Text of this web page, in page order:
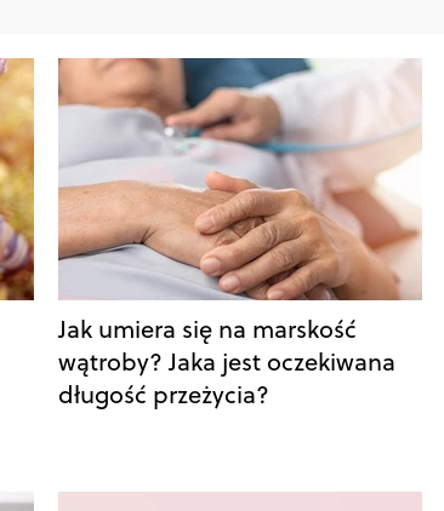
Jak umiera się na marskość
wątroby? Jaka jest oczekiwana
długość przeżycia?